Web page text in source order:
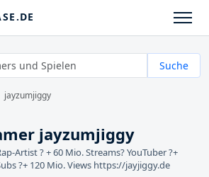
Suche
jayzumjiggy
jayzumjiggy
Artist ?️ + 60 Mio. Streams? YouTuber ?+
?+ 120 Mio. Views https://jayjiggy.de